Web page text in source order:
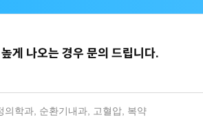
게 나오는 경우 문의 드립니다.
의학과 순환기내과 고혈압 복약